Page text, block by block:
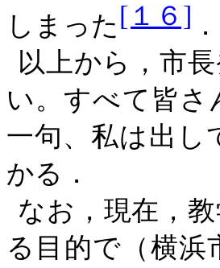
しまった[１６] ．
以上から，市
い。すべて皆さ
一句、私は出し
かる．
なお，現在，
る目的で（横